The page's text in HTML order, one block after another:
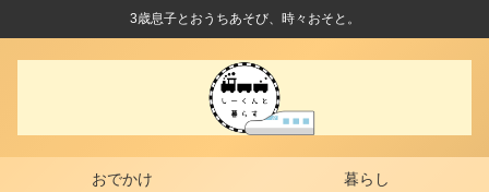
3歳息子とおうちあそび、時々おそと。
おでかけ 暮らし